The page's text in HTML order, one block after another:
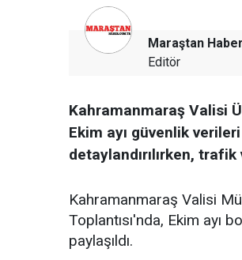
Maraştan Haber
Editör
Kahramanmaraş Valisi
Ekim ayı güvenlik
detaylandırılırken,
Kahramanmaraş Valisi
Toplantısı'nda, Ekim ayı
paylaşıldı.